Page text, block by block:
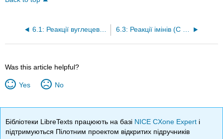
6.1: Реакції вуглецево-вуглецевих подвійних зв'язків 6.3: Реакції імінів (C = N)
Was this article helpful?
Yes No
Бібліотеки LibreTexts працюють на базі NICE CXone Expert і
підтримуються Пілотним проектом відкритих підручників